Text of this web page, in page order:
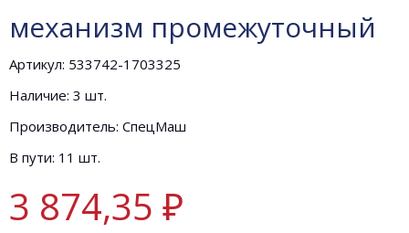
механизм промежуточный
Артикул: 533742-1703325
Наличие: 3 шт.
Производитель: СпецМаш
В пути: 11 шт.
3 874,35 ₽